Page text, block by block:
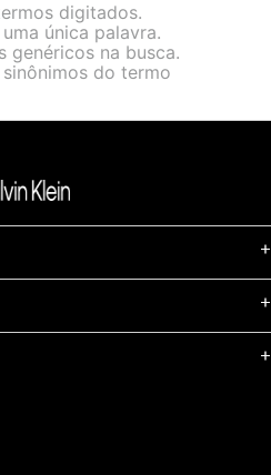
digitados.
única palavra.
genéricos na busca.
do termo
+
+
+